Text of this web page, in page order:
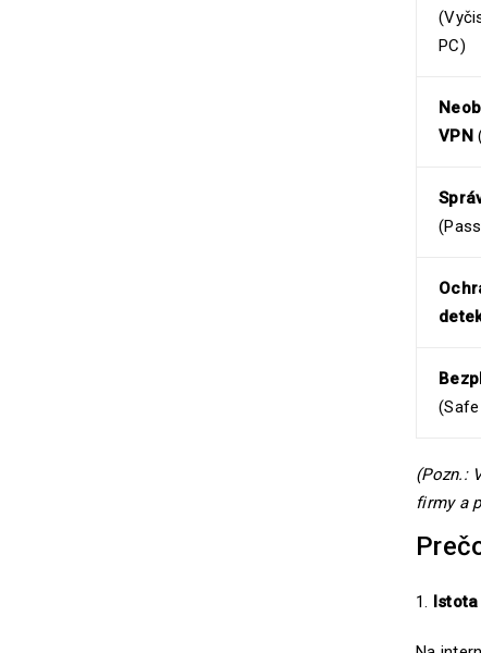
PC)
VPN
(Pozn.:
firmy a